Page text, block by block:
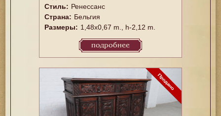
Стиль: Ренессанс
Страна: Бельгия
Размеры: 1,48x0,67 m., h-2,12 m.
подробнее